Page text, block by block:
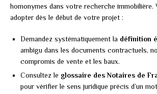
homonymes dans votre recherche immobilière.
adopter dès le début de votre projet :
Demandez systématiquement la définition
ambigu dans les documents contractuels,
compromis de vente et les baux.
Consultez le glossaire des Notaires de
pour vérifier le sens juridique précis d’un